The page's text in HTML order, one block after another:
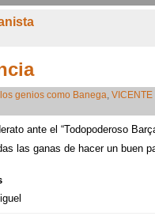
genios como Banega, VICENTE
ante el “Todopoderoso
las ganas de hacer un buen